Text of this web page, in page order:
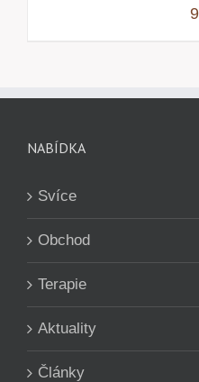
NABÍDKA
Svíce
Obchod
Terapie
Aktuality
Články